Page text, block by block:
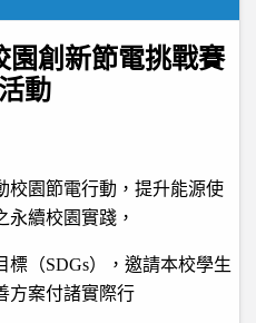
園創新節電挑戰賽
活動
校園節電行動，提升能源使
永續校園實踐，
標（SDGs）， 邀請本校學生
方案付諸實際行